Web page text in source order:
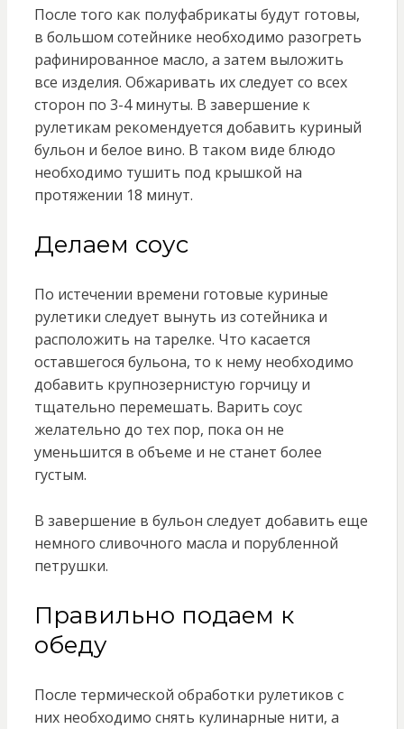
После того как полуфабрикаты будут готовы,
в большом сотейнике необходимо разогреть
рафинированное масло, а затем выложить
все изделия. Обжаривать их следует со всех
сторон по 3-4 минуты. В завершение к
рулетикам рекомендуется добавить куриный
бульон и белое вино. В таком виде блюдо
необходимо тушить под крышкой на
протяжении 18 минут.
Делаем соус
По истечении времени готовые куриные
рулетики следует вынуть из сотейника и
расположить на тарелке. Что касается
оставшегося бульона, то к нему необходимо
добавить крупнозернистую горчицу и
тщательно перемешать. Варить соус
желательно до тех пор, пока он не
уменьшится в объеме и не станет более
густым.
В завершение в бульон следует добавить еще
немного сливочного масла и порубленной
петрушки.
Правильно подаем к
обеду
После термической обработки рулетиков с
них необходимо снять кулинарные нити, а